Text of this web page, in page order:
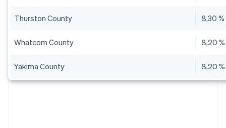
Thurston County 8,30 %
Whatcom County 8,20 %
Yakima County 8,20 %